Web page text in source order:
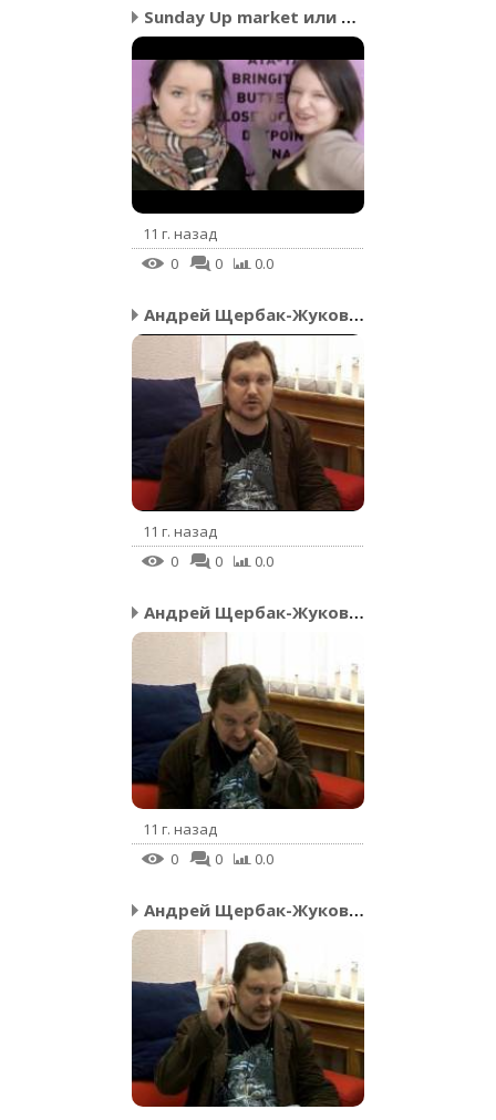
Sunday Up market или Бл...
11 г. назад
0
0 0.0
Андрей Щербак-Жуков – Д...
11 г. назад
0
0 0.0
Андрей Щербак-Жуков – П...
11 г. назад
0
0 0.0
Андрей Щербак-Жуков – П...